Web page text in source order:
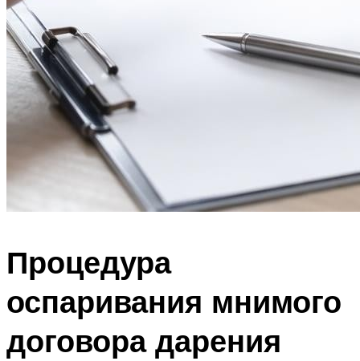
Процедура
оспаривания мнимого
договора дарения